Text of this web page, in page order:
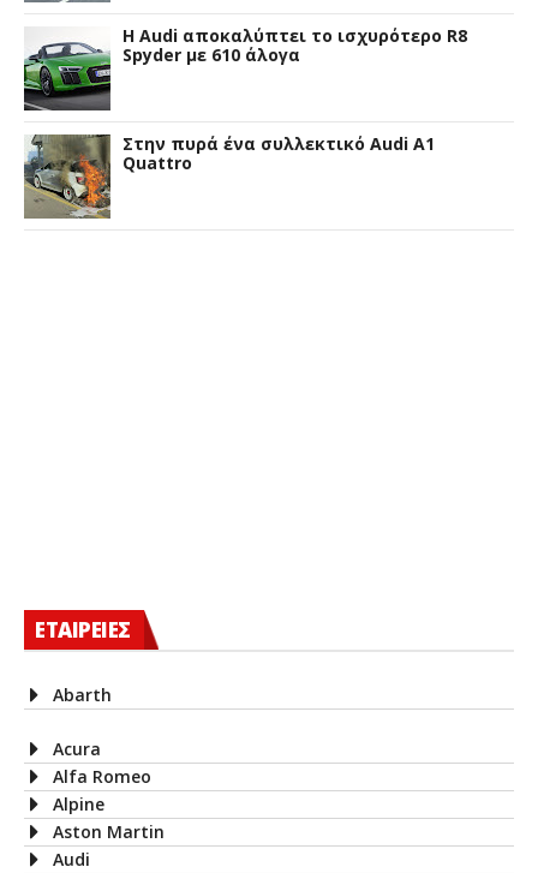
Η Audi αποκαλύπτει το ισχυρότερο R8
Spyder με 610 άλογα
Στην πυρά ένα συλλεκτικό Audi A1
Quattro
ΕΤΑΙΡΕΙΕΣ
Abarth
Acura
Alfa Romeo
Alpine
Aston Martin
Audi